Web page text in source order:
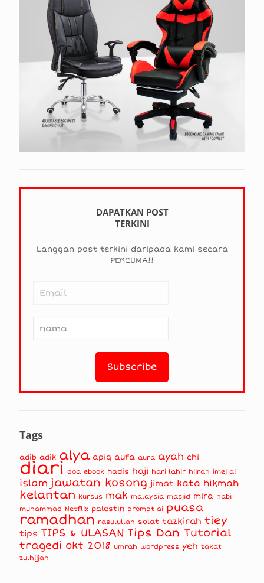
DAPATKAN POST
TERKINI
Langgan post terkini daripada kami secara
PERCUMA!!
Tags
adib adik alya apiq aufa aura ayah chi
diari doa ebook hadis haji hari lahir hijrah imej ai
islam jawatan kosong jimat kata hikmah
kelantan kursus mak malaysia masjid mira nabi
muhammad Netflix palestin prompt ai puasa
ramadhan rasulullah solat tazkirah tiey
tips TIPS & ULASAN Tips Dan Tutorial
tragedi okt 2018 umrah wordpress yeh zakat
zulhijjah